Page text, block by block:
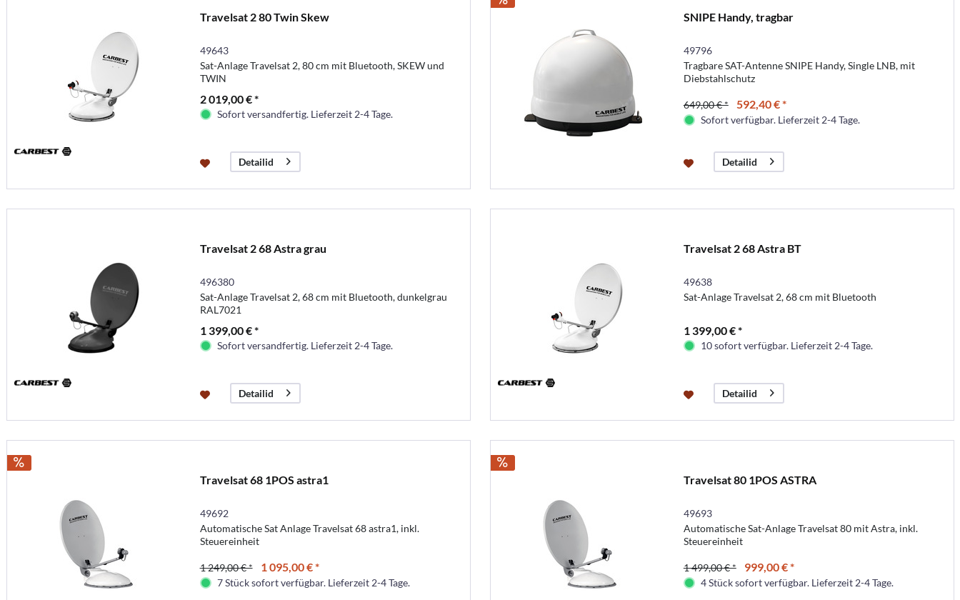
Travelsat 2 80 Twin Skew
49643
Sat-Anlage Travelsat 2, 80 cm mit Bluetooth, SKEW und
TWIN
2 019,00 € *
Sofort versandfertig. Lieferzeit 2-4 Tage.
Detailid
SNIPE Handy, tragbar
49796
Tragbare SAT-Antenne SNIPE Handy, Single LNB, mit
Diebstahlschutz
649,00 € * 592,40 € *
Sofort verfügbar. Lieferzeit 2-4 Tage.
Detailid
Travelsat 2 68 Astra grau
496380
Sat-Anlage Travelsat 2, 68 cm mit Bluetooth, dunkelgrau
RAL7021
1 399,00 € *
Sofort versandfertig. Lieferzeit 2-4 Tage.
Detailid
Travelsat 2 68 Astra BT
49638
Sat-Anlage Travelsat 2, 68 cm mit Bluetooth
1 399,00 € *
10 sofort verfügbar. Lieferzeit 2-4 Tage.
Detailid
Travelsat 68 1POS astra1
49692
Automatische Sat Anlage Travelsat 68 astra1, inkl.
Steuereinheit
1 249,00 € * 1 095,00 € *
7 Stück sofort verfügbar. Lieferzeit 2-4 Tage.
Travelsat 80 1POS ASTRA
49693
Automatische Sat-Anlage Travelsat 80 mit Astra, inkl.
Steuereinheit
1 499,00 € * 999,00 € *
4 Stück sofort verfügbar. Lieferzeit 2-4 Tage.